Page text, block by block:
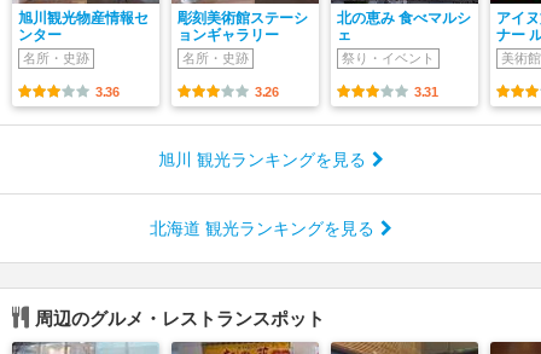
旭川観光物産情報セ
ンター
名所・史跡
3.36
彫刻美術館ステーシ
ョンギャラリー
名所・史跡
3.26
北の恵み 食べマルシ
ェ
祭り・イベント
3.31
アイ
ナー
美術
旭川 観光ランキングを見る
北海道 観光ランキングを見る
周辺のグルメ・レストランスポット